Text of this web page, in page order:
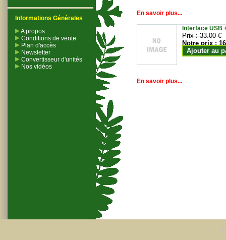
Informations Générales
A propos
Conditions de vente
Plan d'accès
Newsletter
Convertisseur d'unités
Nos vidéos
En savoir plus...
Interface USB
Prix :33.00 €
Notre prix :
Ajouter au
En savoir plus...